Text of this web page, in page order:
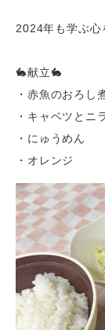
2024年も学ぶ心
🐇献立🐇
・赤魚のおろし
・キャベツとニ
・にゅうめん
・オレンジ